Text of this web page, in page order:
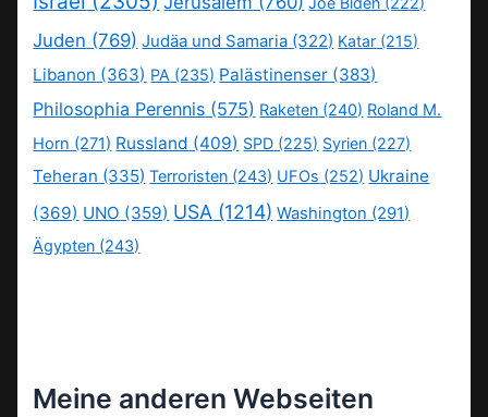
Juden (769) Judäa und Samaria (322) Katar (215)
Libanon (363) PA (235) Palästinenser (383)
Philosophia Perennis (575) Raketen (240) Roland M.
Horn (271) Russland (409) SPD (225) Syrien (227)
Teheran (335) Terroristen (243) UFOs (252) Ukraine
(369) UNO (359) USA (1214) Washington (291)
Ägypten (243)
Meine anderen Webseiten